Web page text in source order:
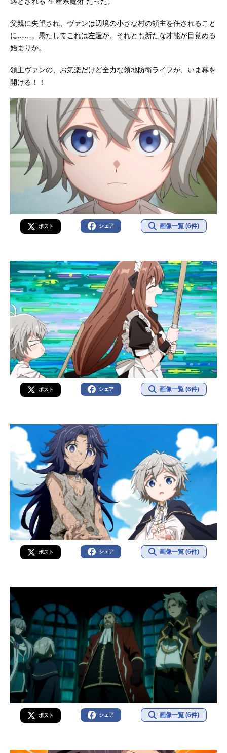
父親に失望され、ヴァンは辺境の小さな村の領主を任されること
に……。果たしてこれは左遷か、それとも新たな才能が目覚める
始まりか。
領主ヴァンの、お気楽だけど全力な領地防衛ライフが、いま幕を
開ける！！
ポスト シェア 画像一覧 (6件)
ポスト シェア 画像一覧 (6件)
ポスト シェア 画像一覧 (6件)
ポスト シェア 画像一覧 (6件)